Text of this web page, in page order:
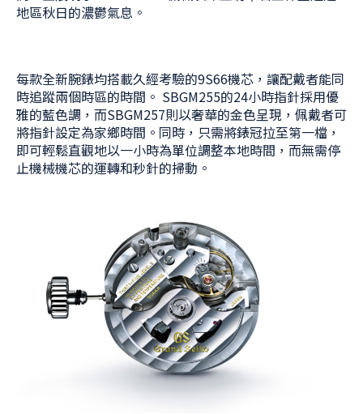
地區秋日的濃鬱氣息。
每款全新腕錶均搭載久經考驗的9S66機芯，讓配戴者能同
時追蹤兩個時區的時間。 SBGM255的24小時指針採用優
雅的藍色調，而SBGM257則以奢華的金色呈現，佩戴者可
將指針設定為家鄉時間。同時，只需將錶冠拉至第一檔，
即可輕鬆直觀地以一小時為單位調整本地時間，而無需停
止機械機芯的運轉和秒針的掃動。